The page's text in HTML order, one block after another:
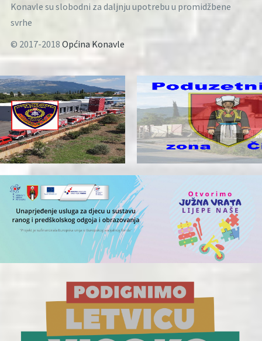
Konavle su slobodni za daljnju upotrebu u promidžbene
svrhe
© 2017-2018 Općina Konavle